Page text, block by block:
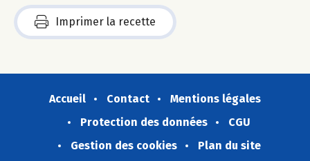
Imprimer la recette
Accueil Contact
Mentions légales
Protection des données
CGU
Gestion des cookies
Plan du site